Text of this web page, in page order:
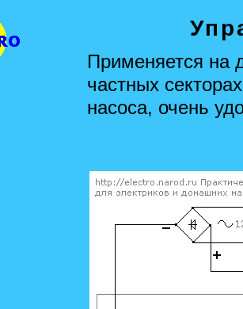
Применяется на
частных
насоса, очень